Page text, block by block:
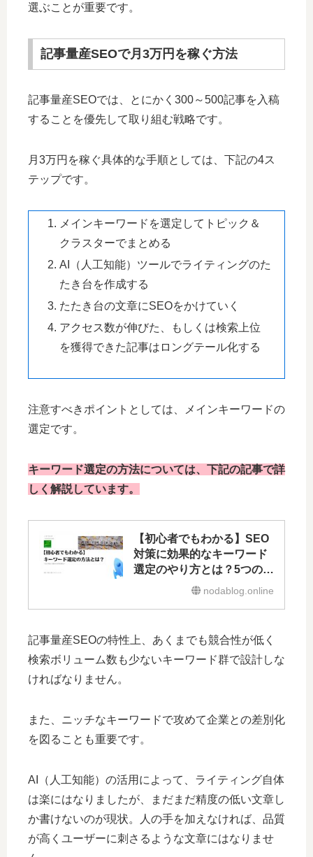
選ぶことが重要です。
記事量産SEOで月3万円を稼ぐ方法
記事量産SEOでは、とにかく300～500記事を入稿
することを優先して取り組む戦略です。
月3万円を稼ぐ具体的な手順としては、下記の4ス
テップです。
メインキーワードを選定してトピック＆
クラスターでまとめる
AI（人工知能）ツールでライティングのた
たき台を作成する
たたき台の文章にSEOをかけていく
アクセス数が伸びた、もしくは検索上位
を獲得できた記事はロングテール化する
注意すべきポイントとしては、メインキーワードの
選定です。
キーワード選定の方法については、下記の記事で詳
しく解説しています。
【初心者でもわかる】SEO
対策に効果的なキーワード
選定のやり方とは？5つの手
nodablog.online
記事量産SEOの特性上、あくまでも競合性が低く
検索ボリューム数も少ないキーワード群で設計しな
ければなりません。
また、ニッチなキーワードで攻めて企業との差別化
を図ることも重要です。
AI（人工知能）の活用によって、ライティング自体
は楽にはなりましたが、まだまだ精度の低い文章し
か書けないのが現状。人の手を加えなければ、品質
が高くユーザーに刺さるような文章にはなりませ